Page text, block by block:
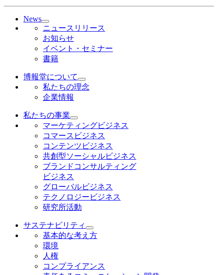
News
ニュースリリース
お知らせ
イベント・セミナー
書籍
博報堂について
私たちの理念
企業情報
私たちの事業
マーケティングビジネス
コマースビジネス
コンテンツビジネス
共創型ソーシャルビジネス
ブランドコンサルティング
ビジネス
グローバルビジネス
テクノロジービジネス
研究所活動
サステナビリティ
基本的な考え方
環境
人権
コンプライアンス